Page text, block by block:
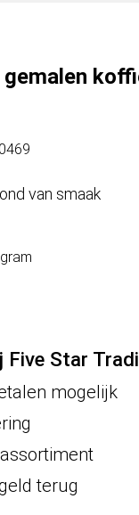
van smaak
Five Star
mogelijk
terug